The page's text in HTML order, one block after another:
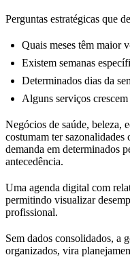
Perguntas estratégicas que
Quais meses têm maior
Existem semanas
Determinados dias da
Alguns serviços
Negócios de saúde, beleza,
costumam ter
demanda em determinados
antecedência.
Uma agenda digital com
permitindo visualizar
profissional.
Sem dados consolidados, a
organizados, vira